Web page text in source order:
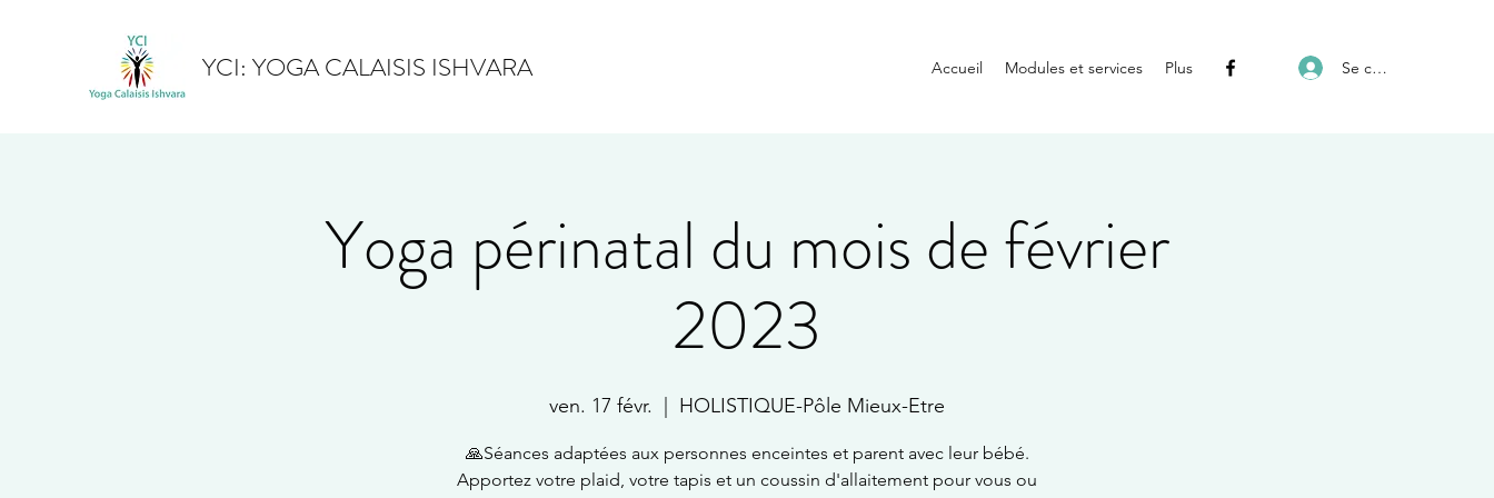
YCI: YOGA CALAISIS ISHVARA Accueil Modules et services Plus Se connecter
Yoga périnatal du mois de février
2023
ven. 17 févr. HOLISTIQUE-Pôle Mieux-Etre
🙏Séances adaptées aux personnes enceintes et parent avec leur bébé.
Apportez votre plaid, votre tapis et un coussin d'allaitement pour vous ou